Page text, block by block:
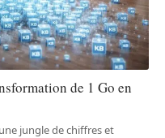
de 1 Go en
jungle de chiffres et